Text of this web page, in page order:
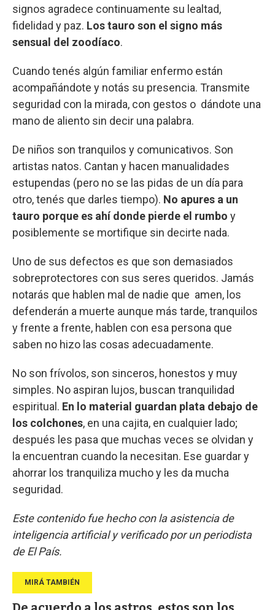
signos agradece continuamente su lealtad,
fidelidad y paz. Los tauro son el signo más
sensual del zoodíaco.
Cuando tenés algún familiar enfermo están
acompañándote y notás su presencia. Transmite
seguridad con la mirada, con gestos o dándote una
mano de aliento sin decir una palabra.
De niños son tranquilos y comunicativos. Son
artistas natos. Cantan y hacen manualidades
estupendas (pero no se las pidas de un día para
otro, tenés que darles tiempo). No apures a un
tauro porque es ahí donde pierde el rumbo y
posiblemente se mortifique sin decirte nada.
Uno de sus defectos es que son demasiados
sobreprotectores con sus seres queridos. Jamás
notarás que hablen mal de nadie que amen, los
defenderán a muerte aunque más tarde, tranquilos
y frente a frente, hablen con esa persona que
saben no hizo las cosas adecuadamente.
No son frívolos, son sinceros, honestos y muy
simples. No aspiran lujos, buscan tranquilidad
espiritual. En lo material guardan plata debajo de
los colchones, en una cajita, en cualquier lado;
después les pasa que muchas veces se olvidan y
la encuentran cuando la necesitan. Ese guardar y
ahorrar los tranquiliza mucho y les da mucha
seguridad.
Este contenido fue hecho con la asistencia de
inteligencia artificial y verificado por un periodista
de El País.